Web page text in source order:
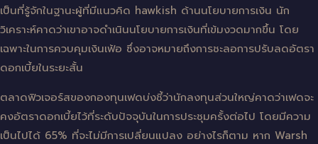
เป็นที่รู้จักในฐานะผู้ที่มีแนวคิด hawkish ด้านนโยบายการเงิน นัก
วิเคราะห์คาดว่าเขาอาจดำเนินนโยบายการเงินที่เข้มงวดมากขึ้น โดย
เฉพาะในการควบคุมเงินเฟ้อ ซึ่งอาจหมายถึงการชะลอการปรับลดอัตรา
ดอกเบี้ยในระยะสั้น
ตลาดฟิวเจอร์สของกองทุนเฟดบ่งชี้ว่านักลงทุนส่วนใหญ่คาดว่าเฟดจะ
คงอัตราดอกเบี้ยไว้ที่ระดับปัจจุบันในการประชุมครั้งต่อไป โดยมีความ
เป็นไปได้ 65% ที่จะไม่มีการเปลี่ยนแปลง อย่างไรก็ตาม หาก Warsh